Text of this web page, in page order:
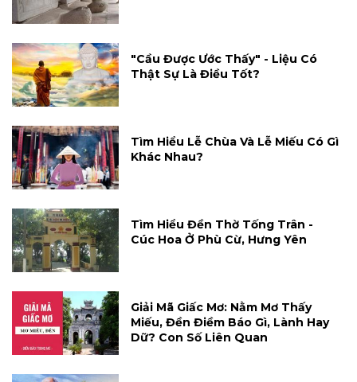
"Cầu Được Ước Thấy" - Liệu Có
Thật Sự Là Điều Tốt?
Tìm Hiểu Lễ Chùa Và Lễ Miếu Có Gì
Khác Nhau?
Tìm Hiểu Đền Thờ Tống Trân -
Cúc Hoa Ở Phù Cừ, Hưng Yên
Giải Mã Giấc Mơ: Nằm Mơ Thấy
Miếu, Đền Điềm Báo Gì, Lành Hay
Dữ? Con Số Liên Quan